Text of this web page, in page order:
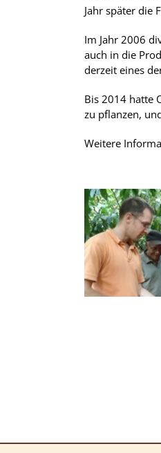
Jahr später die
Im Jahr 2006
auch in die
derzeit eines
Bis 2014 hatte
zu pflanzen,
Weitere